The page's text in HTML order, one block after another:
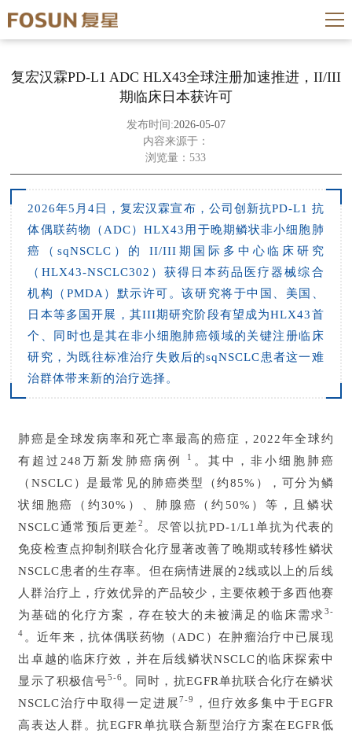
复宏汉霖PD-L1 ADC HLX43全球注册加速推进，II/III
期临床日本获许可
发布时间:2026-05-07
内容来源于：
浏览量：533
2026年5月4日，复宏汉霖宣布，公司创新抗PD-L1 抗
体偶联药物（ADC）HLX43用于晚期鳞状非小细胞肺
癌（sqNSCLC）的 II/III期国际多中心临床研究
（HLX43-NSCLC302）获得日本药品医疗器械综合
机构（PMDA）默示许可。该研究将于中国、美国、
日本等多国开展，其III期研究阶段有望成为HLX43首
个、同时也是其在非小细胞肺癌领域的关键注册临床
研究，为既往标准治疗失败后的sqNSCLC患者这一难
治群体带来新的治疗选择。
肺癌是全球发病率和死亡率最高的癌症，2022年全球约
有超过248万新发肺癌病例
1 。其中，非小细胞肺癌
（NSCLC）是最常见的肺癌类型（约85%），可分为鳞
状细胞癌（约30%）、肺腺癌（约50%）等，且鳞状
NSCLC通常预后更差2 。尽管以抗PD-1/L1单抗为代表的
免疫检查点抑制剂联合化疗显著改善了晚期或转移性鳞状
NSCLC患者的生存率。但在病情进展的2线或以上的后线
人群治疗上，疗效优异的产品较少，主要依赖于多西他赛
为基础的化疗方案，存在较大的未被满足的临床需求3-
4 。近年来，抗体偶联药物（ADC）在肿瘤治疗中已展现
出卓越的临床疗效，并在后线鳞状NSCLC的临床探索中
显示了积极信号5-6 。同时，抗EGFR单抗联合化疗在鳞状
NSCLC治疗中取得一定进展7-9
，但疗效多集中于EGFR
高表达人群。抗EGFR单抗联合新型治疗方案在EGFR低